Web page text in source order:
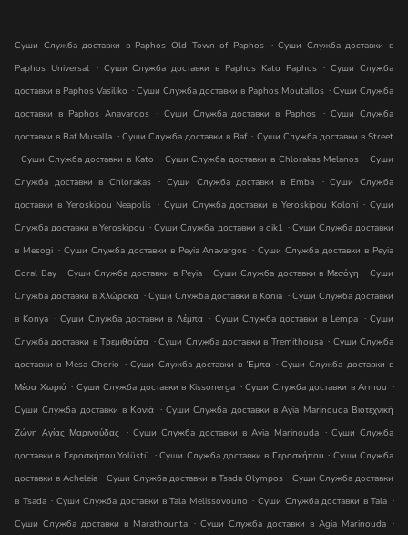
Суши Служба доставки в Paphos Old Town of Paphos . Суши Служба доставки в
Paphos Universal . Суши Служба доставки в Paphos Kato Paphos . Суши Служба
доставки в Paphos Vasiliko . Суши Служба доставки в Paphos Moutallos . Суши Служба
доставки в Paphos Anavargos . Суши Служба доставки в Paphos . Суши Служба
доставки в Baf Musalla . Суши Служба доставки в Baf . Суши Служба доставки в Street
. Суши Служба доставки в Kato . Суши Служба доставки в Chlorakas Melanos . Суши
Служба доставки в Chlorakas
. Суши Служба доставки в Emba . Суши Служба
доставки в Yeroskipou Neapolis . Суши Служба доставки в Yeroskipou Koloni . Суши
Служба доставки в Yeroskipou . Суши Служба доставки в oik1 . Суши Служба доставки
в Mesogi . Суши Служба доставки в Peyia Anavargos . Суши Служба доставки в Peyia
Coral Bay . Суши Служба доставки в Peyia . Суши Служба доставки в Μεσόγη . Суши
Служба доставки в Χλώρακα . Суши Служба доставки в Konia . Суши Служба доставки
в Konya . Суши Служба доставки в Λέμπα . Суши Служба доставки в Lempa . Суши
Служба доставки в Τρεμιθούσα . Суши Служба доставки в Tremithousa . Суши Служба
доставки в Mesa Chorio . Суши Служба доставки в Έμπα . Суши Служба доставки в
Μέσα Χωριό . Суши Служба доставки в Kissonerga . Суши Служба доставки в Armou .
Суши Служба доставки в Κονιά . Суши Служба доставки в Ayia Marinouda Βιοτεχνική
Ζώνη Αγίας Μαρινούδας . Суши Служба доставки в Ayia Marinouda . Суши Служба
доставки в Γεροσκήπου Yolüstü . Суши Служба доставки в Γεροσκήπου . Суши Служба
доставки в Acheleia . Суши Служба доставки в Tsada Olympos . Суши Служба доставки
в Tsada . Суши Служба доставки в Tala Melissovouno . Суши Служба доставки в Tala .
Суши Служба доставки в Marathounta . Суши Служба доставки в Agia Marinouda .